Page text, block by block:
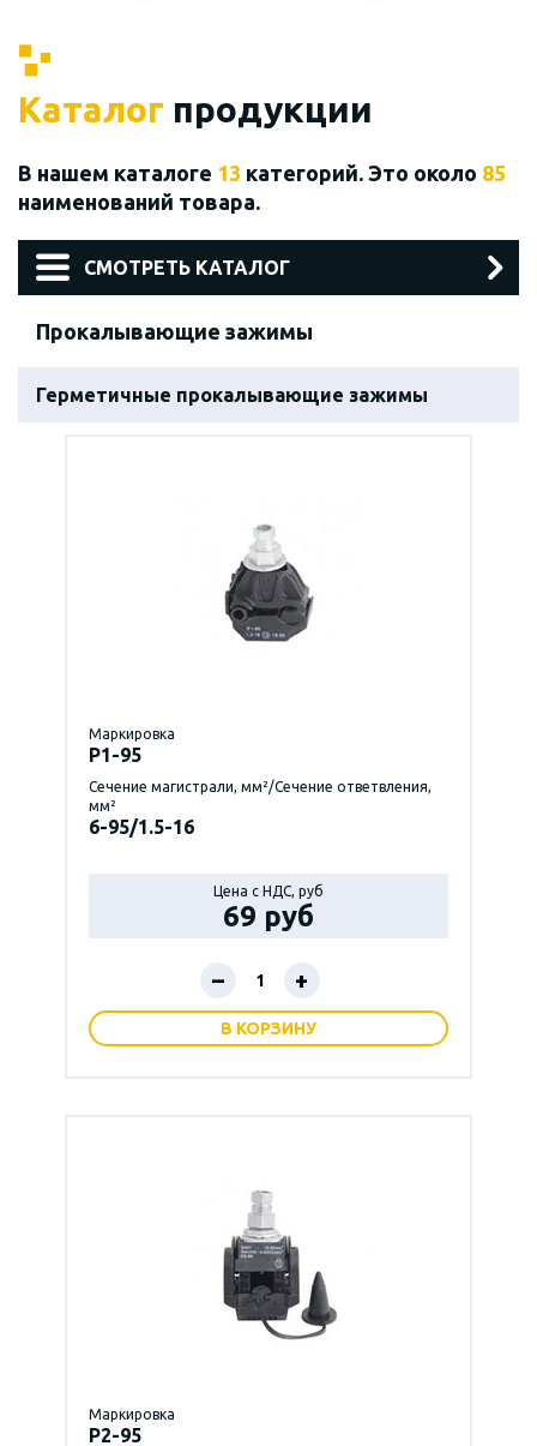
Каталог продукции
В нашем каталоге 13 категорий. Это около 85
наименований товара.
СМОТРЕТЬ КАТАЛОГ
Прокалывающие зажимы
Герметичные прокалывающие зажимы
Маркировка
P1-95
Сечение магистрали, мм²/Сечение ответвления,
мм²
6-95/1.5-16
Цена с НДС, руб
69 руб
– +
В КОРЗИНУ
Маркировка
P2-95